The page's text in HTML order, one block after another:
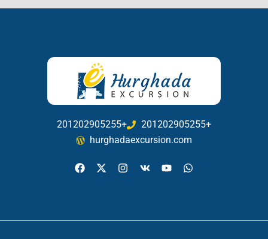
201202905255+
201202905255+
hurghadaexcursion.com